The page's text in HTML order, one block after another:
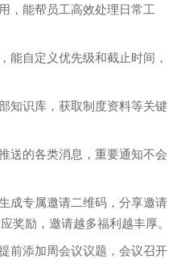
，能帮员工高效处理日常工
能自定义优先级和截止时间，
知识库，获取制度资料等关键
送的各类消息，重要通知不会
成专属邀请二维码，分享邀请
奖励，邀请越多福利越丰厚。
前添加周会议议题，会议召开